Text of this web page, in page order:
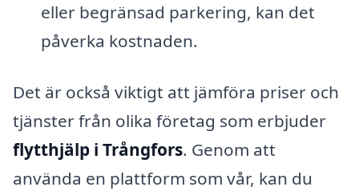
eller begränsad parkering, kan det
påverka kostnaden.
Det är också viktigt att jämföra priser och
tjänster från olika företag som erbjuder
flytthjälp i Trångfors. Genom att
använda en plattform som vår, kan du